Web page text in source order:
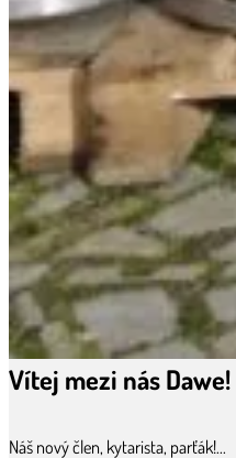
Vítej mezi nás Dawe!
Náš nový člen, kytarista, parťák!...